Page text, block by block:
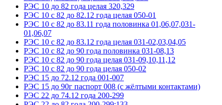
РЭС 10 до 82 года целая 320,329
РЭС 10 с 82 до 82.12 года целая 050-01
РЭС 10 с 82 до 83.11 года половинка 01,06,07,031-
01,06,07
РЭС 10 с 82 до 83.12 года целая 031-02,03,04,05
РЭС 10 с 82 до 90 года половинка 031-08,13
РЭС 10 с 82 до 90 года целая 031-09,10,11,12
РЭС 10 с 82 до 90 года целая 050-02
РЭС 15 до 72.12 года 001-007
РЭС 15 до 90г паспорт 008 (с жёлтыми контактами)
РЭС 22 до 74.12 года 200-299